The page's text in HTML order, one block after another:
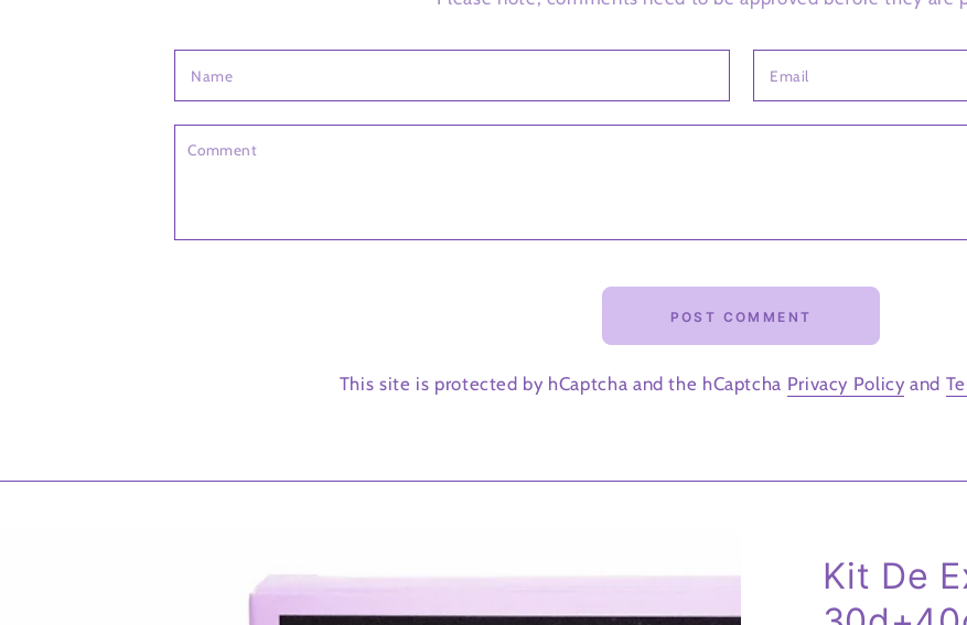
Comment
POST COMMENT
This site is protected by hCaptcha and the hCaptcha Privacy Policy and
Kit De